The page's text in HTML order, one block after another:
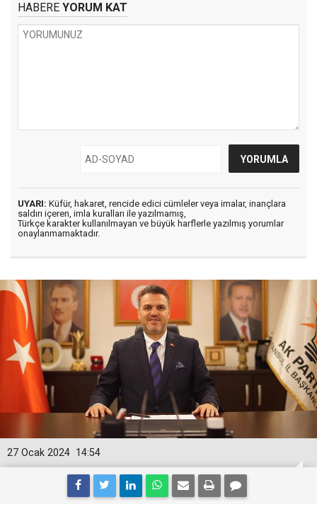
HABERE YORUM KAT
UYARI: Küfür, hakaret, rencide edici cümleler veya imalar, inançlara
saldırı içeren, imla kuralları ile yazılmamış,
Türkçe karakter kullanılmayan ve büyük harflerle yazılmış yorumlar
onaylanmamaktadır.
14:54
27 Ocak 2024